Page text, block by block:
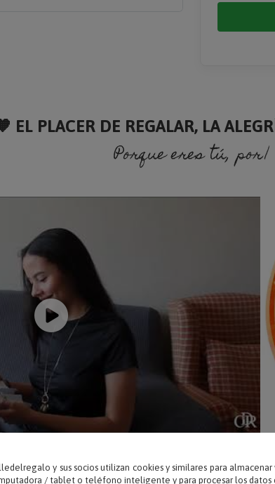
EL PLACER DE REGALAR, LA
Porque eres tú, porque soy
y sus socios utilizan cookies y similares para
/ tablet o teléfono inteligente y para procesar los datos